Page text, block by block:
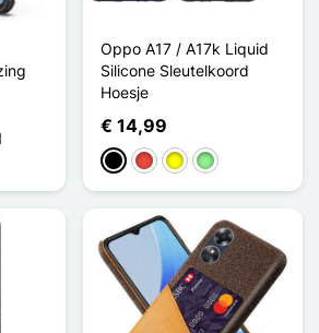
Oppo A17 / A17k Liquid
Silicone Sleutelkoord
Hoesje
€ 14,99
ZwartRoodGeelLichtgroen